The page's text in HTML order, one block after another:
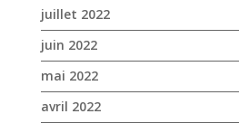
février 2022
janvier 2022
décembre 2021
novembre 2021